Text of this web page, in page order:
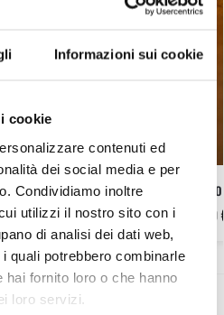
Informazioni sui cookie
cookie
contenuti ed
dei social media e per
Condividiamo inoltre
utilizzi il nostro sito con i
di analisi dei dati web,
quali potrebbero combinarle
fornito loro o che hanno
loro servizi.
-10%
18,90